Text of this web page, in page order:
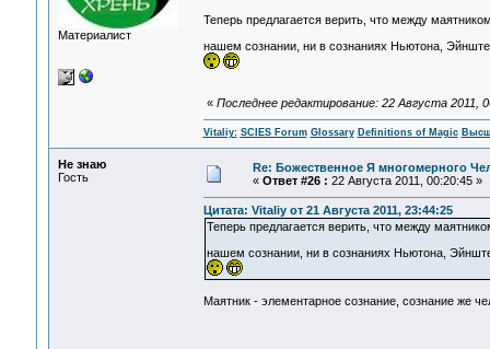
Материалист
Теперь предлагается верить, что между
нашем сознании, ни в сознаниях Ньютона,
« Последнее редактирование: 22 Августа 2011,
Vitaliy: SCIES Forum Glossary Definitions of Magic
Не знаю
Гость
Re: Божественное Я многомерного
« Ответ #26 : 22 Августа 2011, 00:20:45 »
Цитата: Vitaliy от 21 Августа 2011, 23:44:25
Теперь предлагается верить, что между
нашем сознании, ни в сознаниях Ньютона,
Маятник - элементарное сознание, сознание же